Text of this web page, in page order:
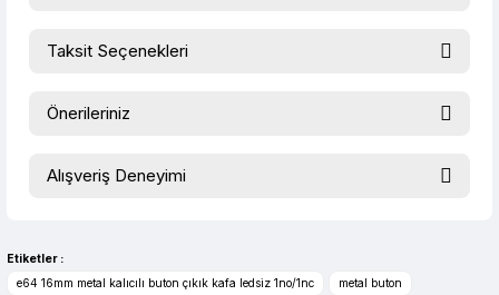
Taksit Seçenekleri
Önerileriniz
konularda yetersiz gördüğünüz noktaları öneri formunu
Ürün resmi kalitesiz, bozuk veya görüntülenemiyor.
Alışveriş Deneyimi
Selim Toprak | 04/08/2026
Etiketler :
e64 16mm metal kalıcılı buton çıkık kafa ledsiz 1no/1nc
metal buton